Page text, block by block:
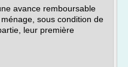
avance remboursable
sous condition de
leur première